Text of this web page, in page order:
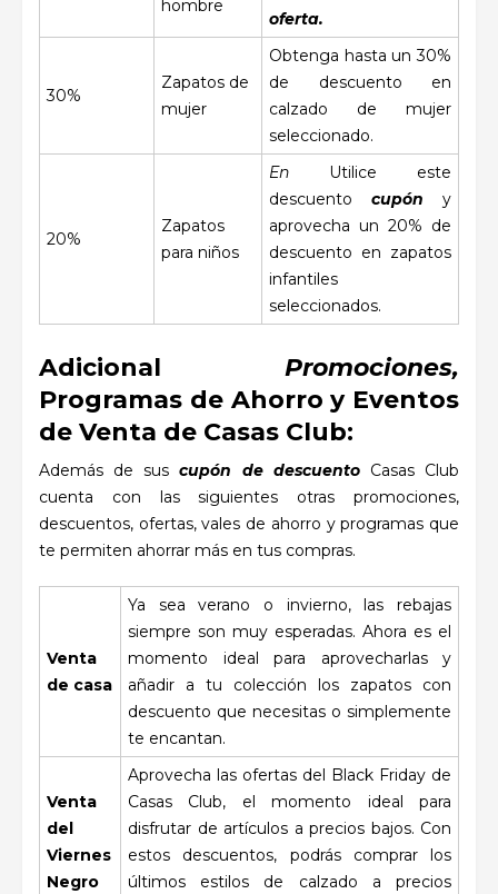
hombre
oferta.
30%
Zapatos de
mujer
Obtenga hasta un 30%
de descuento en
calzado de mujer
seleccionado.
20%
Zapatos
para niños
En Utilice este
descuento cupón y
aprovecha un 20% de
descuento en zapatos
infantiles
seleccionados.
Adicional Promociones,
Programas de Ahorro y Eventos
de Venta de Casas Club:
Además de suscupón de descuento Casas Club
cuenta con las siguientes otras promociones,
descuentos, ofertas, vales de ahorro y programas que
te permiten ahorrar más en tus compras.
Venta
de casa
Ya sea verano o invierno, las rebajas
siempre son muy esperadas. Ahora es el
momento ideal para aprovecharlas y
añadir a tu colección los zapatos con
descuento que necesitas o simplemente
te encantan.
Venta
del
Viernes
Negro
Aprovecha las ofertas del Black Friday de
Casas Club, el momento ideal para
disfrutar de artículos a precios bajos. Con
estos descuentos, podrás comprar los
últimos estilos de calzado a precios